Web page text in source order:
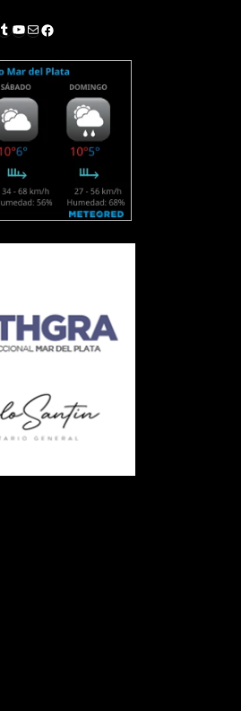
Tumblr
YouTube
Correo electrónico
Facebook